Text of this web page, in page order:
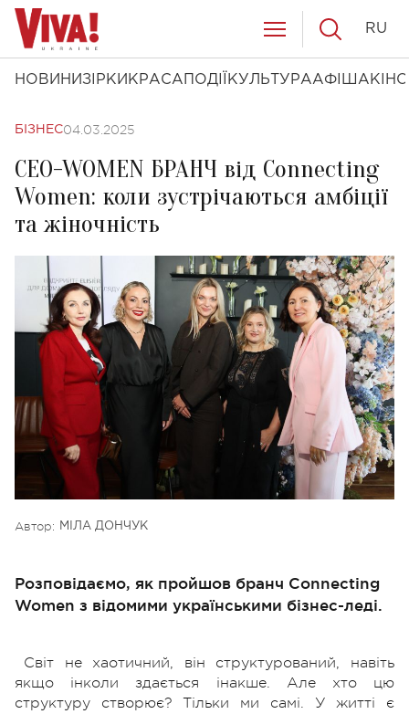
НОВИНИ ЗІРКИ КРАСА ПОДІЇ КУЛЬТУРААФІША КІНО
RU
БІЗНЕС04.03.2025
CEO-WOMEN БРАНЧ від Connecting
Women: коли зустрічаються амбіції
та жіночність
Автор: МІЛА ДОНЧУК
Розповідаємо, як пройшов бранч Connecting
Women з відомими українськими бізнес-леді.
Світ не хаотичний, він структурований, навіть
якщо інколи здається інакше. Але хто цю
структуру створює? Тільки ми самі. У житті є